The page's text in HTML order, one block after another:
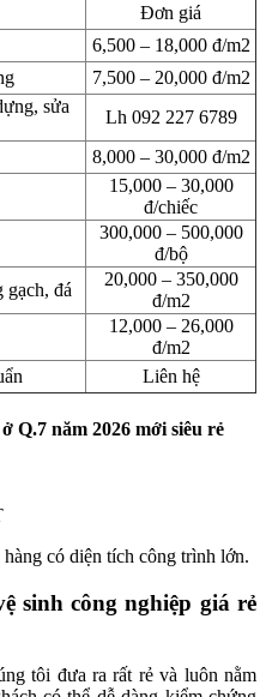
Đơn giá
6,500 – 18,000 đ/m2
7,500 – 20,000 đ/m2
sửa
Lh 092 227 6789
8,000 – 30,000 đ/m2
15,000 – 30,000
đ/chiếc
300,000 – 500,000
đ/bộ
gạch, đá
20,000 – 350,000
đ/m2
12,000 – 26,000
đ/m2
Liên hệ
Q.7 năm 2026 mới siêu rẻ
có diện tích công trình lớn.
sinh công nghiệp giá rẻ
tôi đưa ra rất rẻ và luôn nằm